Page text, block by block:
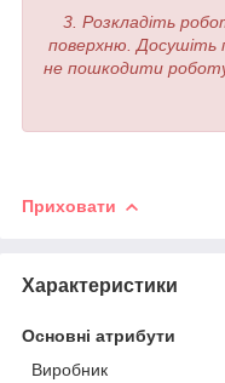
3. Розкладіть
поверхню. Досушіть
не пошкодити
Приховати
Характеристики
Основні атрибути
Виробник